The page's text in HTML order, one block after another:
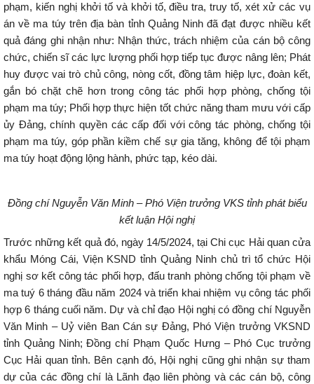
phạm, kiến nghị khởi tố và khởi tố, điều tra, truy tố, xét xử các vụ
án về ma túy trên địa bàn tỉnh Quảng Ninh đã đạt được nhiều kết
quả đáng ghi nhận như: Nhận thức, trách nhiệm của cán bộ công
chức, chiến sĩ các lực lượng phối hợp tiếp tục được nâng lên; Phát
huy được vai trò chủ công, nòng cốt, đồng tâm hiệp lực, đoàn kết,
gắn bó chặt chẽ hơn trong công tác phối hợp phòng, chống tội
phạm ma túy; Phối hợp thực hiện tốt chức năng tham mưu với cấp
ủy Đảng, chính quyền các cấp đối với công tác phòng, chống tội
phạm ma túy, góp phần kiềm chế sự gia tăng, không để tội phạm
ma túy hoạt động lộng hành, phức tạp, kéo dài.
Đồng chí Nguyễn Văn Minh – Phó Viện trưởng VKS tỉnh phát biểu
kết luận Hội nghị
Trước những kết quả đó, ngày 14/5/2024, tại Chi cục Hải quan cửa
khẩu Móng Cái, Viện KSND tỉnh Quảng Ninh chủ trì tổ chức Hội
nghị sơ kết công tác phối hợp, đấu tranh phòng chống tội phạm về
ma tuý 6 tháng đầu năm 2024 và triển khai nhiệm vụ công tác phối
hợp 6 tháng cuối năm. Dự và chỉ đạo Hội nghị có đồng chí Nguyễn
Văn Minh – Uỷ viên Ban Cán sự Đảng, Phó Viện trưởng VKSND
tỉnh Quảng Ninh; Đồng chí Phạm Quốc Hưng – Phó Cục trưởng
Cục Hải quan tỉnh. Bên cạnh đó, Hội nghị cũng ghi nhận sự tham
dự của các đồng chí là Lãnh đạo liên phòng và các cán bộ, công